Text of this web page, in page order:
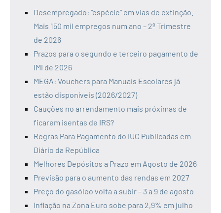
Desempregado: “espécie” em vias de extinção.
Mais 150 mil empregos num ano – 2º Trimestre
de 2026
Prazos para o segundo e terceiro pagamento de
IMI de 2026
MEGA: Vouchers para Manuais Escolares já
estão disponíveis (2026/2027)
Cauções no arrendamento mais próximas de
ficarem isentas de IRS?
Regras Para Pagamento do IUC Publicadas em
Diário da República
Melhores Depósitos a Prazo em Agosto de 2026
Previsão para o aumento das rendas em 2027
Preço do gasóleo volta a subir – 3 a 9 de agosto
Inflação na Zona Euro sobe para 2,9% em julho